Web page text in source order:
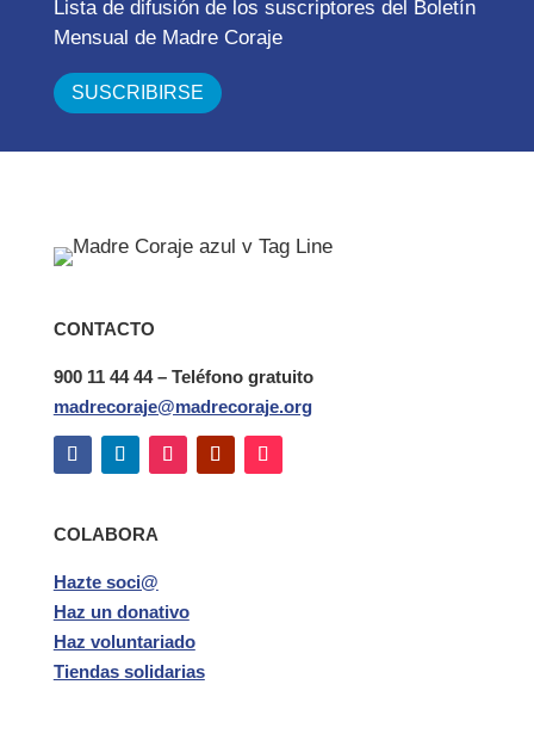
Lista de difusión de los suscriptores del Boletín
Mensual de Madre Coraje
CONTACTO
900 11 44 44 – Teléfono gratuito
madrecoraje@madrecoraje.org
COLABORA
Hazte soci@
Haz un donativo
Haz voluntariado
Tiendas solidarias